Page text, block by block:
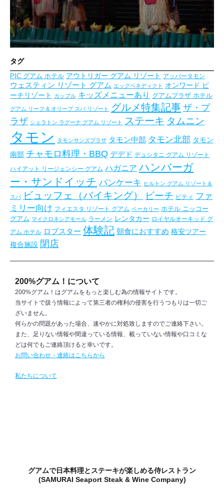
タグ
PIC グアム ホテル アウトリガー グアム リゾート アッパータモン
ウェスティン リゾート グアム エッグベネディクト オンワード ビ
ーチリゾート
カップル キッズメニューあり グアムプラザ ホテル
グアム リーフ & オリーブ スパ リゾート グルメ特集記事 ザ・プ
ラザ シェラトン ラグーナ グアム リゾート ステーキ タムニン
タモン タモンサンズプラザ タモン中部 タモン北部 タモン
南部 チャモロ料理・BBQ デデド デュシタニ グアム リゾート
ハイアット リージェンシー グアム ハガニア ハンバーガ
ー・サンドイッチ パンケーキ ヒルトン グアム リゾート＆
スパ ビュッフェ（バイキング） ビーチ ピティ ファ
ミリー向け フィエスタ リゾート グアム ベーカリー ホテル ニッコー
グアム マイクロネシアモール ラーメン レンタカー ロイヤルオーキッド グ
アム ホテル ロブスター 体験記 朝食におすすめ 格安ツアー
複合施設 閉店
200%グアム！について
200%グアム！はグアムをもっと楽しむ為の情報サイトです。
当サイトで扱う情報によって第三者の権利の侵害を行うつもりは一切ご
ざいません。
何らかの問題があった場合、速やかに対処致しますのでご連絡下さい。
また、足りない情報や間違っている情報、載っていない情報や口コミな
どは何でもご連絡頂けると幸いです。
お問い合わせ・連絡はこちらから
私たちについて
グアムで日本料理とステーキが楽しめる侍レストラン
(SAMURAI Seaport Steak & Wine Company)